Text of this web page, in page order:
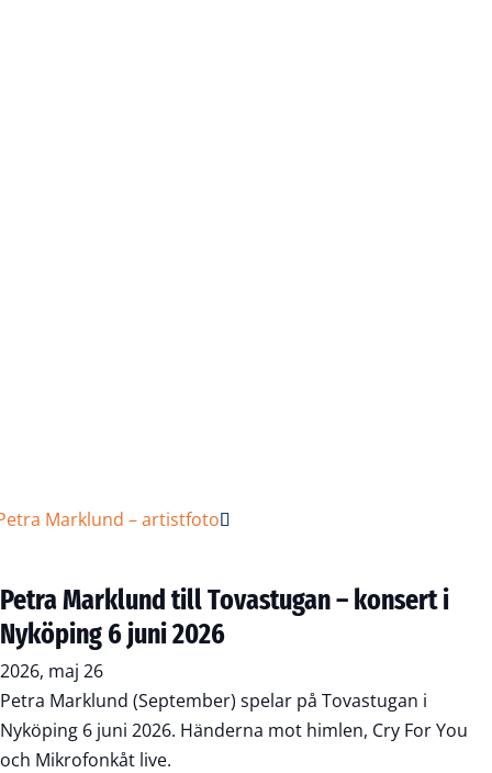
Petra Marklund till Tovastugan – konsert i
Nyköping 6 juni 2026
2026, maj 26
Petra Marklund (September) spelar på Tovastugan i
Nyköping 6 juni 2026. Händerna mot himlen, Cry For You
och Mikrofonkåt live.